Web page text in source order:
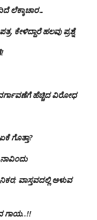
ಲೆಕ್ಕಾಚಾರ…
ಕೇಳಿದ್ದಾರೆ ಹಲವು ಪ್ರಶ್ನೆ
ಹೆಚ್ಚಿದ‌ ವಿರೋಧ
ಗೊತ್ತಾ?
ವಾಸ್ತವದಲ್ಲಿ ಅಳುವ
ಗಾಯ..!!